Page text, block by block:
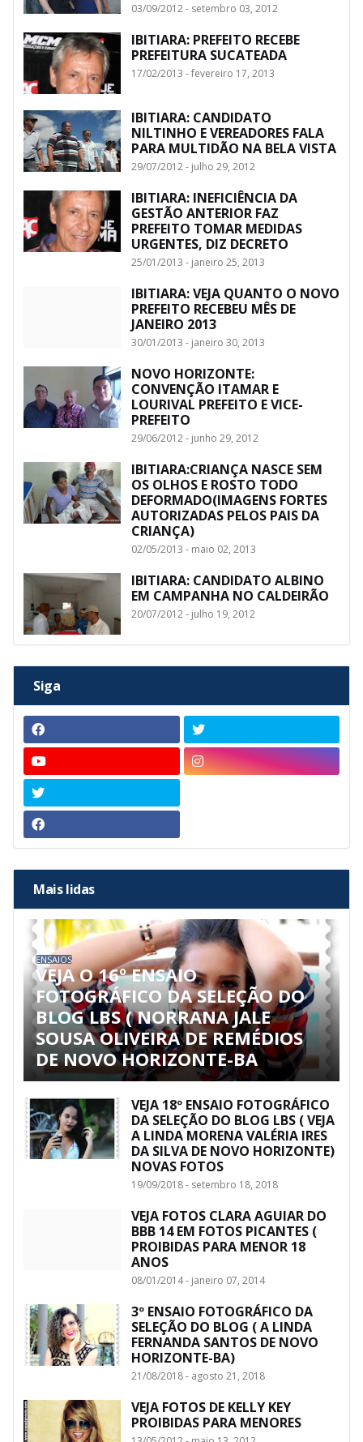
03/09/2012 - setembro 03, 2012
IBITIARA: PREFEITO RECEBE
PREFEITURA SUCATEADA
17/02/2013 - fevereiro 17, 2013
IBITIARA: CANDIDATO
NILTINHO E VEREADORES FALA
PARA MULTIDÃO NA BELA VISTA
29/07/2012 - julho 29, 2012
IBITIARA: INEFICIÊNCIA DA
GESTÃO ANTERIOR FAZ
PREFEITO TOMAR MEDIDAS
URGENTES, DIZ DECRETO
25/01/2013 - janeiro 25, 2013
IBITIARA: VEJA QUANTO O NOVO
PREFEITO RECEBEU MÊS DE
JANEIRO 2013
30/01/2013 - janeiro 30, 2013
NOVO HORIZONTE:
CONVENÇÃO ITAMAR E
LOURIVAL PREFEITO E VICE-
PREFEITO
29/06/2012 - junho 29, 2012
IBITIARA:CRIANÇA NASCE SEM
OS OLHOS E ROSTO TODO
DEFORMADO(IMAGENS FORTES
AUTORIZADAS PELOS PAIS DA
CRIANÇA)
02/05/2013 - maio 02, 2013
IBITIARA: CANDIDATO ALBINO
EM CAMPANHA NO CALDEIRÃO
20/07/2012 - julho 19, 2012
Siga
Mais lidas
ENSAIOS
VEJA O 16º ENSAIO
FOTOGRÁFICO DA SELEÇÃO DO
BLOG LBS ( NORRANA JALE
SOUSA OLIVEIRA DE REMÉDIOS
DE NOVO HORIZONTE-BA
VEJA 18º ENSAIO FOTOGRÁFICO
DA SELEÇÃO DO BLOG LBS ( VEJA
A LINDA MORENA VALÉRIA IRES
DA SILVA DE NOVO HORIZONTE)
NOVAS FOTOS
19/09/2018 - setembro 18, 2018
VEJA FOTOS CLARA AGUIAR DO
BBB 14 EM FOTOS PICANTES (
PROIBIDAS PARA MENOR 18
ANOS
08/01/2014 - janeiro 07, 2014
3º ENSAIO FOTOGRÁFICO DA
SELEÇÃO DO BLOG ( A LINDA
FERNANDA SANTOS DE NOVO
HORIZONTE-BA)
21/08/2018 - agosto 21, 2018
VEJA FOTOS DE KELLY KEY
PROIBIDAS PARA MENORES